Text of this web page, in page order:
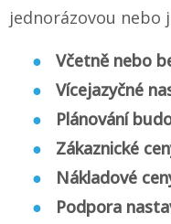
jednorázovou nebo
Včetně nebo
Vícejazyčné
Plánování
Zákaznické
Nákladové
Podpora